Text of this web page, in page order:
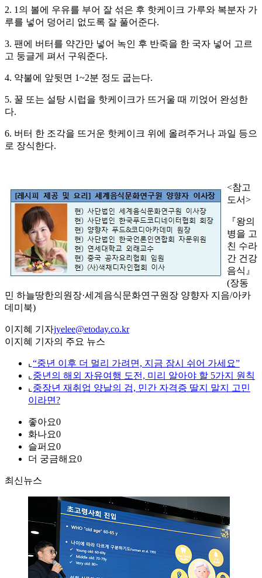
2. 1의 볼에 우유를 부어 잘 섞은 후 핫케이크 가루와 복분자 가
루를 넣어 덩어리 없도록 잘 풀어준다.
3. 팬에 버터를 약간만 넣어 녹인 후 반죽을 한 국자 넣어 고르
고 둥글게 펴서 구워준다.
4. 약불에 앞뒷면 1~2분 정도 굽는다.
5. 꿀 또는 설탕 시럽을 핫케이크가 뜨거울 때 끼얹어 완성한
다.
6. 버터 한 조각을 뜨거운 핫케이크 위에 올려주거나 과일 등으
로 장식한다.
<참고
도서>
『왕의
병을 고
친 수라
간 건강
음식』
(장동
민 하늘땅한의원장·세계음식문화연구원장 양향자 지음/아카
데미북)
이지혜 기자jyelee@etoday.co.kr
이지혜 기자의 주요 뉴스
⌞ “중년 이후 더 멀리 가려면, 지금 잠시 쉬어 가세요”
⌞ 중년의 해외 자유여행 도전, 미리 알아야 할 5가지 원칙
⌞ 중장년 재취업 양날의 검, 민간 자격증 딸지 말지 고민
이라면?
좋아요0
화나요0
슬퍼요0
더 궁금해요0
최신뉴스